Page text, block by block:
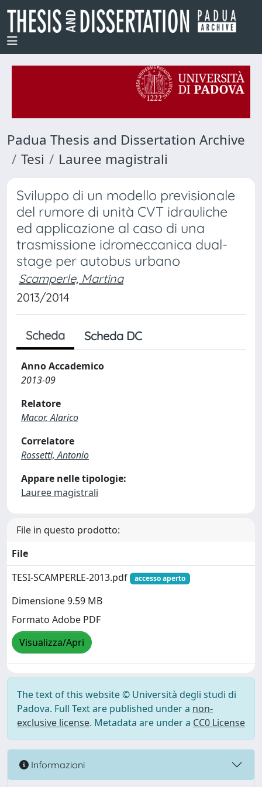
Padua Thesis and Dissertation Archive
Tesi
Lauree magistrali
Sviluppo di un modello previsionale
del rumore di unità CVT idrauliche
ed applicazione al caso di una
trasmissione idromeccanica dual-
stage per autobus urbano
Scamperle, Martina
2013/2014
Scheda Scheda DC
Anno Accademico
2013-09
Relatore
Macor, Alarico
Correlatore
Rossetti, Antonio
Appare nelle tipologie:
Lauree magistrali
File in questo prodotto:
File
TESI-SCAMPERLE-2013.pdf
accesso aperto
Dimensione 9.59 MB
Formato Adobe PDF
Visualizza/Apri
The text of this website © Università degli studi di
Padova. Full Text are published under a non-
exclusive license. Metadata are under a CC0 License
Informazioni